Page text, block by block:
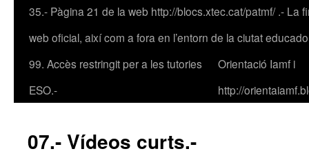
35.- Pàgina 21 de la web http://blocs.xtec.cat/patmf/ .- La
web oficial, així com a fora en l’entorn de la ciutat
99. Accès restringit per a les tutories
ESO.-
Orientació Iamf i
http://
07.- Vídeos curts.-